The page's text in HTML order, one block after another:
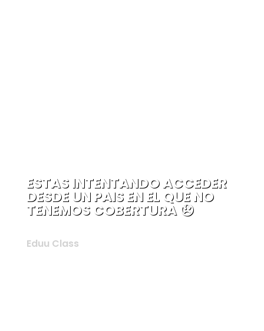
ESTAS INTENTANDO ACCEDER
DESDE UN PAIS EN EL QUE NO
TENEMOS COBERTURA 😞
Eduu Class